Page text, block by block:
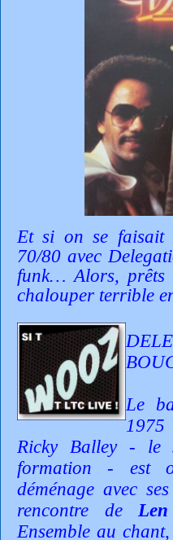
Et si on se faisait
70/80 avec
funk… Alors, prêts
chalouper terrible
Le
Ricky Balley - le
formation - est
déménage avec
rencontre de
Ensemble au